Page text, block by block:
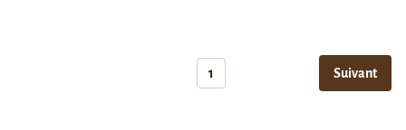
1 Suivant